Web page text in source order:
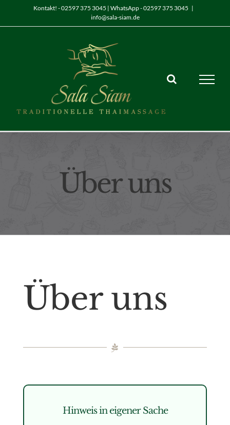
Inhalt
Kontakt! - 02597 375 3045 | WhatsApp - 02597 375 3045 |
info@sala-siam.de
Über uns
Über uns
Hinweis in eigener Sache